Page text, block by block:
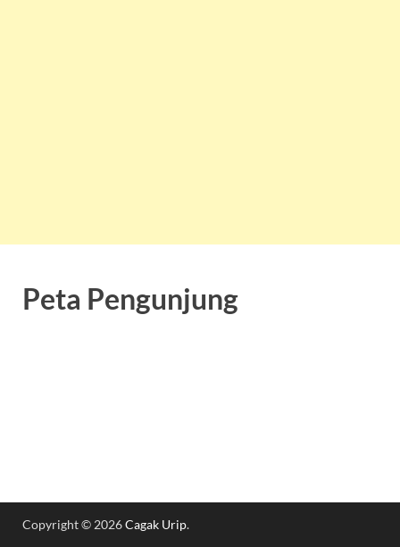
Peta Pengunjung
Copyright © 2026Cagak Urip.